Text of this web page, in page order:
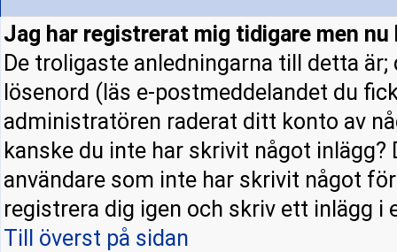
Jag har registrerat mig tidigare men
De troligaste anledningarna till detta
lösenord (läs e-postmeddelandet du
administratören raderat ditt konto av
kanske du inte har skrivit något
användare som inte har skrivit något
registrera dig igen och skriv ett inlägg i
Till överst på sidan